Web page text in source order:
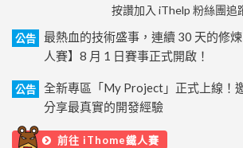
按讚加入 iThelp 粉絲團追
公告
最熱血的技術盛事，連續 30 天的修
人賽】8 月 1 日賽事正式開啟！
公告
全新專區「My Project」正式上線！
分享最真實的開發經驗
前往 iThome鐵人賽